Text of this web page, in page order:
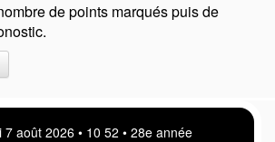
de points marqués puis de
7 août 2026 • 10:53 • 28e année